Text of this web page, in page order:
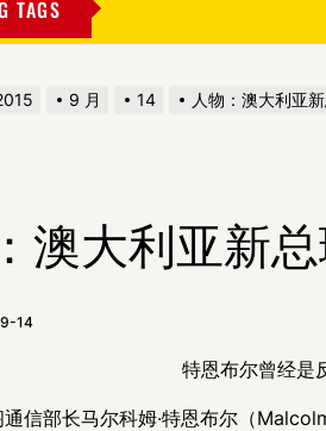
TAGS
9 月 14 人物：澳大利亚
澳大利亚新
14
特恩布尔曾经是
信部长马尔科姆·特恩布尔（